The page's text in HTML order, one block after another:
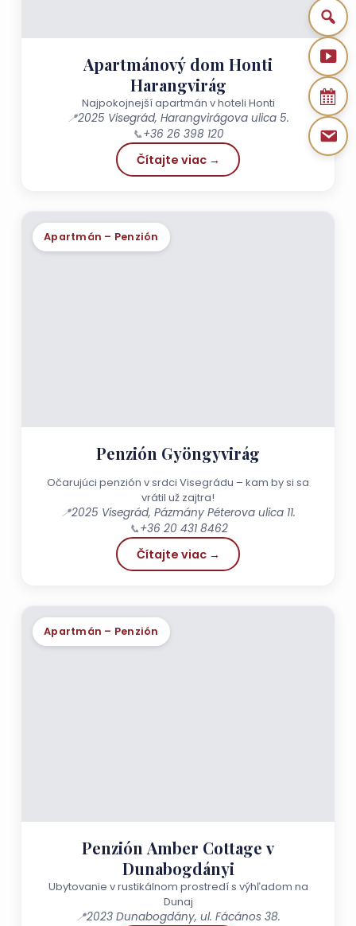
Apartmánový dom Honti
Harangvirág
Najpokojnejší apartmán v hoteli Honti
📍2025 Visegrád, Harangvirágova ulica 5.
📞+36 26 398 120
Čítajte viac →
Apartmán – Penzión
Penzión Gyöngyvirág
Očarujúci penzión v srdci Visegrádu – kam by si sa
vrátil už zajtra!
📍2025 Visegrád, Pázmány Péterova ulica 11.
📞+36 20 431 8462
Čítajte viac →
Apartmán – Penzión
Penzión Amber Cottage v
Dunabogdányi
Ubytovanie v rustikálnom prostredí s výhľadom na
Dunaj
📍2023 Dunabogdány, ul. Fácános 38.